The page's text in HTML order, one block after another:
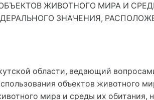
ЖИВОТНОГО МИРА И
ЗНАЧЕНИЯ,
области, ведающий
объектов животного
мира и среды их